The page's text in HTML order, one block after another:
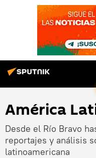
América
Desde el Río Bravo
reportajes y análisis
latinoamericana